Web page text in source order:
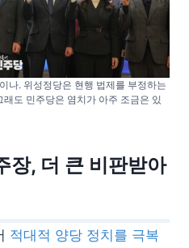
나. 위성정당은 현행 법제를 부정하는
도 민주당은 염치가 아주 조금은 있
장, 더 큰 비판받아
적대적 양당 정치를 극복